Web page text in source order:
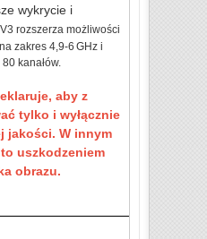
wykrycie i
rozszerza możliwości
zakres 4,9‑6 GHz i
kanałów.
aby z
tylko i wyłącznie
jakości. W innym
uszkodzeniem
obrazu.